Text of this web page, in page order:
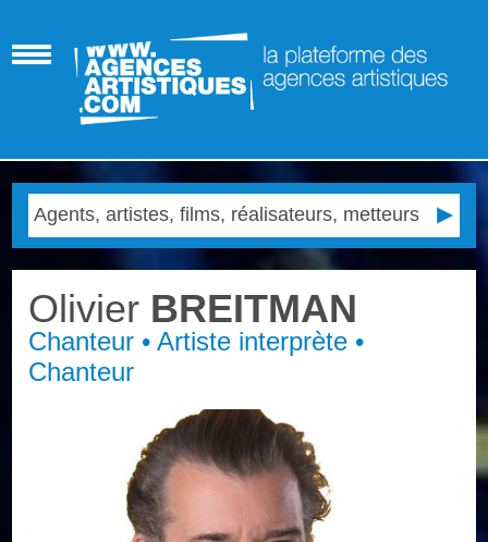
Olivier BREITMAN
Chanteur • Artiste interprète •
Chanteur